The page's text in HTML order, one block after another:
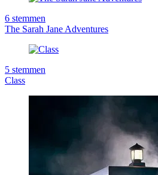
6 stemmen
The Sarah Jane Adventures
5 stemmen
Class